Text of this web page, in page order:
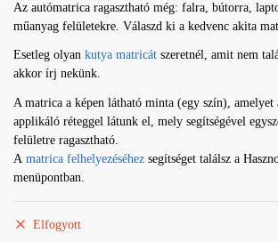
1
490 Ft.
990 Ft.
Az autómatrica ragasztható még: falra, bútorra,
műanyag felületekre. Válaszd ki a kedvenc akita
Esetleg olyan kutya matricát szeretnél, amit nem
akkor írj nekünk.
A matrica a képen látható minta (egy szín), amelyet
applikáló réteggel látunk el, mely segítségével
felületre ragasztható.
A matrica felhelyezéséhez segítséget találsz a
menüpontban.
Elfogyott